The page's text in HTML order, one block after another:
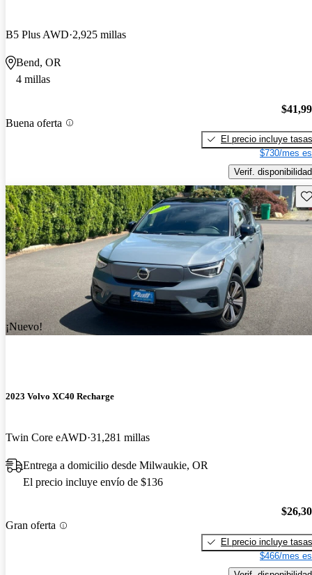
B5 Plus AWD 2,925 millas
Bend, OR
4 millas
Buena oferta
El precio incluye tasas
$730/mes
Verif. disponibilidad
¡Nuevo!
2023 Volvo XC40 Recharge
Twin Core eAWD 31,281 millas
Entrega a domicilio desde Milwaukie, OR
El precio incluye envío de $136
Gran oferta
El precio incluye tasas
$466/mes